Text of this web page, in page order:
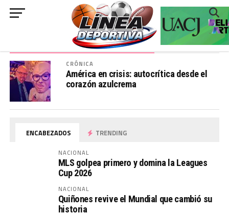
###
ALL POSTS TAGGED "JUAN MANUEL"
CRÓNICA
América en crisis: autocrítica desde el
corazón azulcrema
ENCABEZADOS TRENDING
NACIONAL
MLS golpea primero y domina la Leagues
Cup 2026
NACIONAL
Quiñones revive el Mundial que cambió su
historia